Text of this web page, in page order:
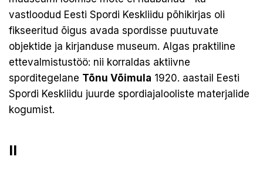
vastloodud Eesti Spordi Keskliidu põhikirjas oli
fikseeritud õigus avada spordisse puutuvate
objektide ja kirjanduse museum. Algas praktiline
ettevalmistustöö: nii korraldas aktiivne
sporditegelane Tõnu Võimula 1920. aastail Eesti
Spordi Keskliidu juurde spordiajalooliste materjalide
kogumist.
II